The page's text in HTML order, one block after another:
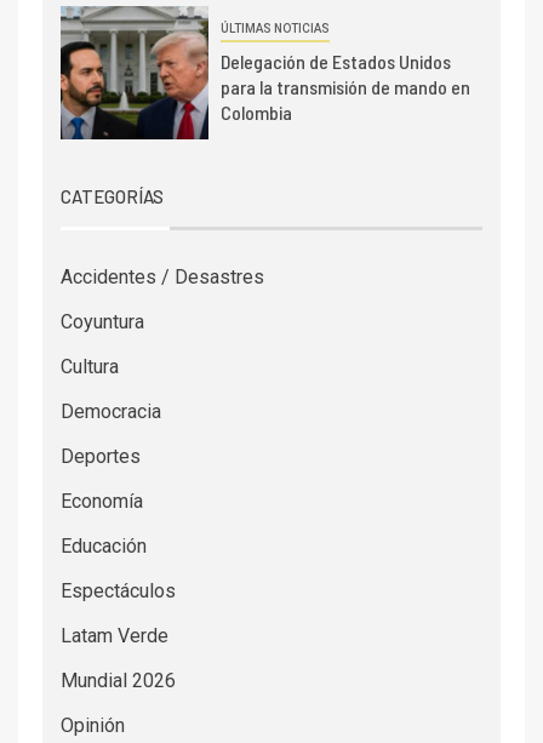
ÚLTIMAS NOTICIAS
Delegación de Estados Unidos
para la transmisión de mando en
Colombia
CATEGORÍAS
Accidentes / Desastres
Coyuntura
Cultura
Democracia
Deportes
Economía
Educación
Espectáculos
Latam Verde
Mundial 2026
Opinión